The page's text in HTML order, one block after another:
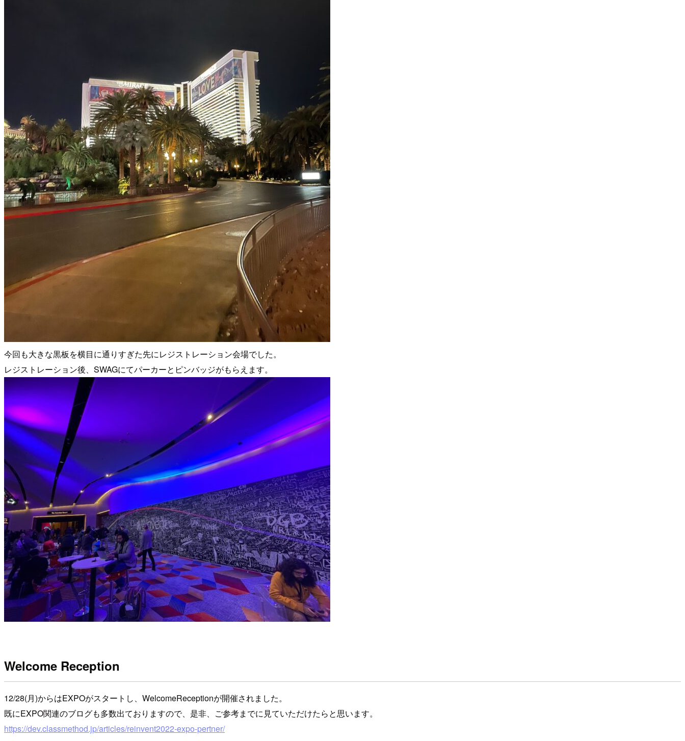
今回も大きな黒板を横目に通りすぎた先にレジストレーション会場でした。
レジストレーション後、SWAGにてパーカーとピンバッジがもらえます。
Welcome Reception
12/28(月)からはEXPOがスタートし、WelcomeReceptionが開催されました。
既にEXPO関連のブログも多数出ておりますので、是非、ご参考までに見ていただけたらと思います。
https://dev.classmethod.jp/articles/reinvent2022-expo-pertner/